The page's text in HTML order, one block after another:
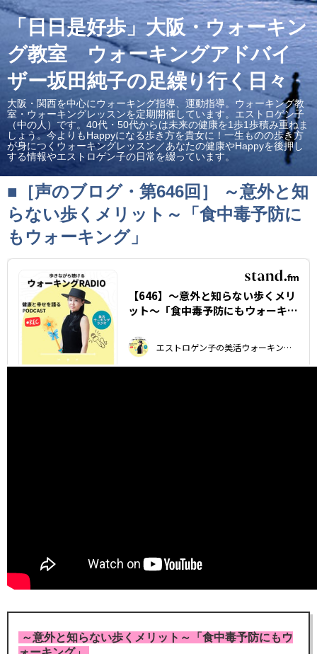
「日日是好歩」大阪・ウォーキン
グ教室 ウォーキングアドバイ
ザー坂田純子の足繰り行く日々
大阪・関西を中心にウォーキング指導、運動指導。ウォーキング教
室・ウォーキングレッスンを定期開催しています。エストロゲン子
（中の人）です。40代・50代からは未来の健康を1歩1歩積み重ねま
しょう。今よりもHappyになる歩き方を貴女に！一生ものの歩き方
が身につくウォーキングレッスン／あなたの健康やHappyを後押し
する情報やエストロゲン子の日常を綴っています。
■［声のブログ・第646回］ ～意外と知
らない歩くメリット～「食中毒予防に
もウォーキング」
～意外と知らない歩くメリット～「食中毒予防にもウ